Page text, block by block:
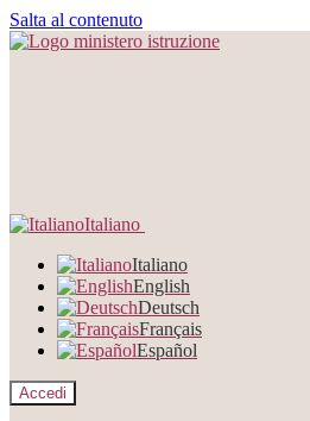
Salta al contenuto
Italiano
Italiano
English
Deutsch
Français
Español
Accedi